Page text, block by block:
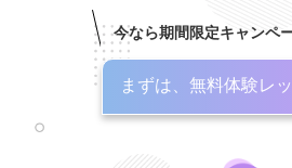
今なら期間限定キャンペ
まずは、無料体験レ